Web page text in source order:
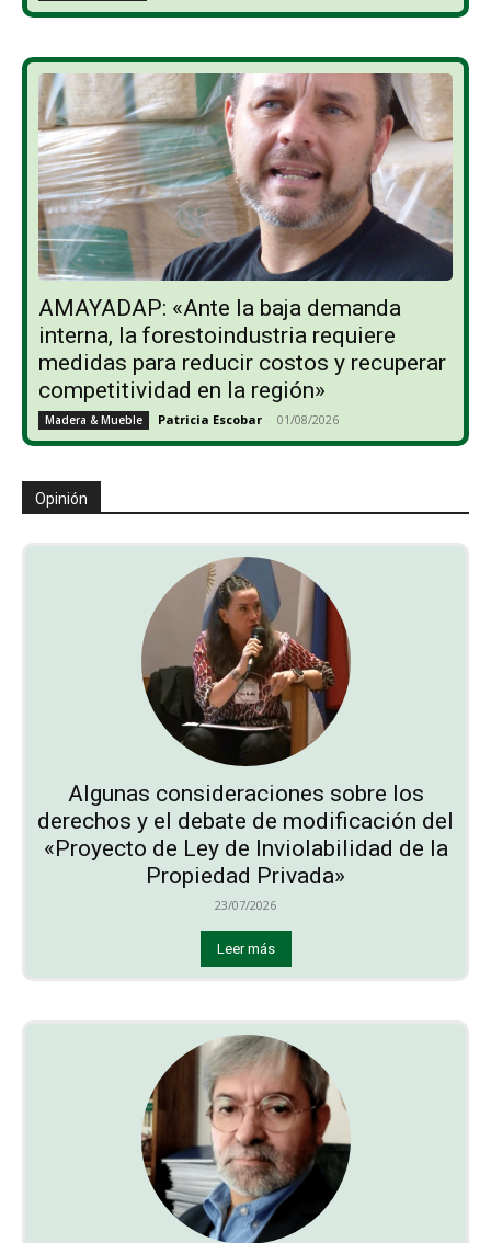
AMAYADAP: «Ante la baja demanda
interna, la forestoindustria requiere
medidas para reducir costos y recuperar
competitividad en la región»
Madera & Mueble Patricia Escobar - 01/08/2026
Opinión
Algunas consideraciones sobre los
derechos y el debate de modificación del
«Proyecto de Ley de Inviolabilidad de la
Propiedad Privada»
23/07/2026
Leer más